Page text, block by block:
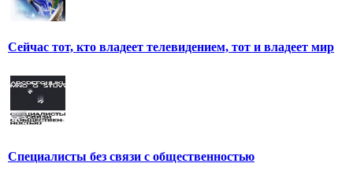
Сейчас тот, кто владеет телевидением, тот и владеет мир
Специалисты без связи с общественностью